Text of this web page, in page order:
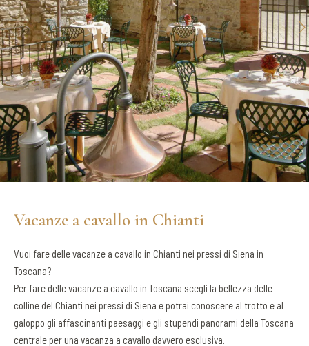
Vacanze a cavallo in Chianti
Vuoi fare delle vacanze a cavallo in Chianti nei pressi di Siena in
Toscana?
Per fare delle vacanze a cavallo in Toscana scegli la bellezza delle
colline del Chianti nei pressi di Siena e potrai conoscere al trotto e al
galoppo gli affascinanti paesaggi e gli stupendi panorami della Toscana
centrale per una vacanza a cavallo davvero esclusiva.